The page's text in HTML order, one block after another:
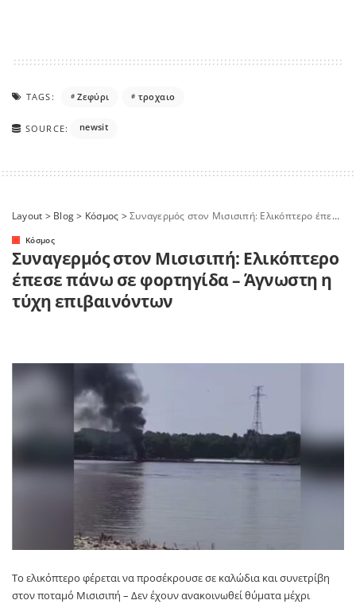
TAGS: Ζεφύρι τροχαιο
SOURCE: newsit
Layout > Blog> Κόσμος >Συναγερμός στον Μισισιπή: Ελικόπτερο έπεσε πάνω σε φορτηγίδα – Άγνωστη η τύχη επιβαινόντων
Κόσμος
Συναγερμός στον Μισισιπή: Ελικόπτερο
έπεσε πάνω σε φορτηγίδα – Άγνωστη η
τύχη επιβαινόντων
Το ελικόπτερο φέρεται να προσέκρουσε σε καλώδια και συνετρίβη
στον ποταμό Μισισιπή – Δεν έχουν ανακοινωθεί θύματα μέχρι